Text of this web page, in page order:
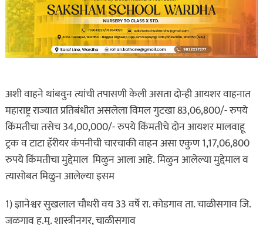
अशी वाहने थांबवुन त्यांची तपासणी केली असता दोन्ही आयशर वाहनात
महाराष्ट्र राज्यात प्रतिबंधीत असलेला विमल गुटखा 83,06,800/- रुपये
किंमतीचा तसेच 34,00,000/- रुपये किंमतीचे दोन आयशर मालवाहू
ट्रक व टाटा हॅरीयर कंपनीची चारचाकी वाहन असा एकुण 1,17,06,800
रुपये किंमतीचा मुद्देमाल मिळुन आला आहे. मिळुन आलेल्या मुद्देमाल व
त्यासोबत मिळुन आलेल्या इसम
1) ज्ञानेश्वर सुखलाल चौधरी वय 33 वर्षे रा. कोडगाव ता. चाळीसगाव जि.
जळगाव ह.मु. शास्त्रीनगर, चाळीसगाव